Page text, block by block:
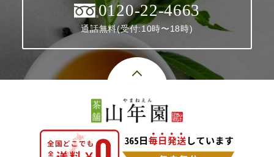
0120-22-4663
通話無料(受付:10時〜18時)